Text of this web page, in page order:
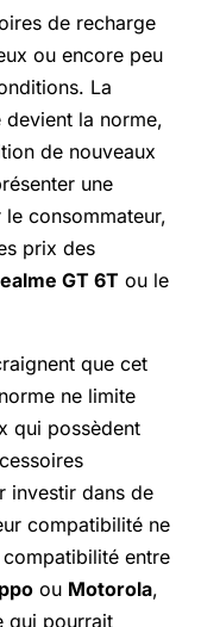
de recharge
ou encore peu
La
la norme,
de nouveaux
une
consommateur,
prix des
GT 6T ou le
que cet
ne limite
qui possèdent
investir dans de
compatibilité ne
entre
ou Motorola,
qui pourrait